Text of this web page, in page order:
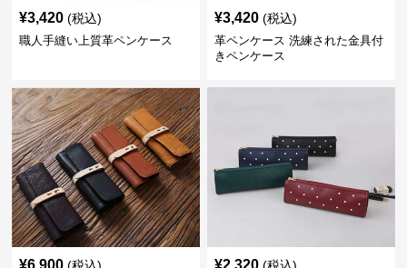
¥3,420 (税込)
職人手縫い上質革ペンケース
¥3,420 (税込)
革ペンケース 洗練された金具付
きペンケース